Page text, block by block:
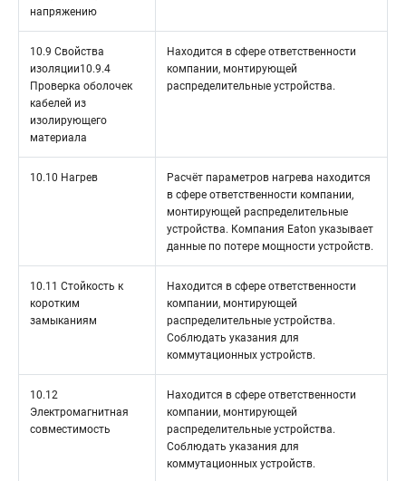
напряжению
10.9 Свойства
изоляции10.9.4
Проверка оболочек
кабелей из
изолирующего
материала
Находится в сфере ответственности
компании, монтирующей
распределительные устройства.
10.10 Нагрев
Расчёт параметров нагрева находится
в сфере ответственности компании,
монтирующей распределительные
устройства. Компания Eaton указывает
данные по потере мощности устройств.
10.11 Стойкость к
коротким
замыканиям
Находится в сфере ответственности
компании, монтирующей
распределительные устройства.
Соблюдать указания для
коммутационных устройств.
10.12
Электромагнитная
совместимость
Находится в сфере ответственности
компании, монтирующей
распределительные устройства.
Соблюдать указания для
коммутационных устройств.